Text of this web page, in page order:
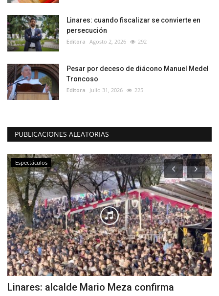
Linares: cuando fiscalizar se convierte en
persecución
Editora Agosto 2, 2026 292
Pesar por deceso de diácono Manuel Medel
Troncoso
Editora Julio 31, 2026 225
PUBLICACIONES ALEATORIAS
Espectáculos
Linares: alcalde Mario Meza confirma